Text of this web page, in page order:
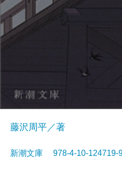
藤沢周平／著
新潮文庫 978-4-10-